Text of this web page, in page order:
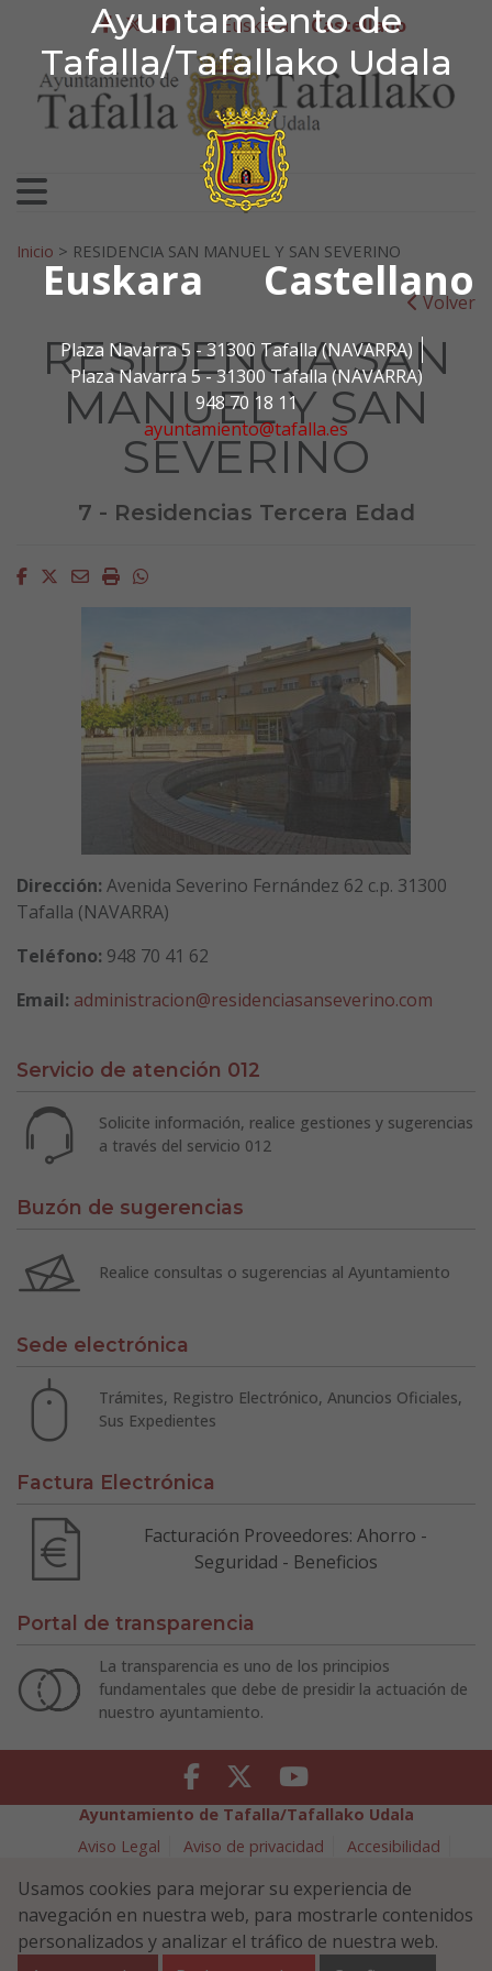
Ayuntamiento de
Tafalla/Tafallako Udala
Euskara Castellano
Plaza Navarra 5 - 31300 Tafalla (NAVARRA)
Plaza Navarra 5 - 31300 Tafalla (NAVARRA)
948 70 18 11
ayuntamiento@tafalla.es
Ir al contenido
Ayuntamiento de
facebook
twitter
youtube
Euskera Castellano
Search for:
Inicio > RESIDENCIA SAN MANUEL Y SAN SEVERINO
Volver
RESIDENCIA SAN
MANUEL Y SAN
SEVERINO
7 - Residencias Tercera Edad
Facebook
Twitter
EmailImprimirWhatsapp
Dirección: Avenida Severino Fernández 62 c.p. 31300
Tafalla (NAVARRA)
Teléfono: 948 70 41 62
Email: administracion@residenciasanseverino.com
Servicio de atención 012
Solicite información, realice gestiones y sugerencias
a través del servicio 012
Buzón de sugerencias
Realice consultas o sugerencias al Ayuntamiento
Sede electrónica
Trámites, Registro Electrónico, Anuncios Oficiales,
Sus Expedientes
Factura Electrónica
Facturación Proveedores: Ahorro -
Seguridad - Beneficios
Portal de transparencia
La transparencia es uno de los principios
fundamentales que debe de presidir la actuación de
nuestro ayuntamiento.
Facebook Twitter Youtube
Ayuntamiento de Tafalla/Tafallako Udala
Aviso Legal
Aviso de privacidad
Accesibilidad
Política de Seguridad de la Información
Plaza Navarra 5 - 31300 Tafalla (NAVARRA)
948 70 18 11
ayuntamiento@tafalla.es
Usamos cookies para mejorar su experiencia de
navegación en nuestra web, para mostrarle contenidos
personalizados y analizar el tráfico de nuestra web.